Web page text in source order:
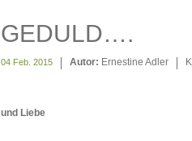
GEDULD….
04 Feb. 2015 Autor: Ernestine Adler
und Liebe